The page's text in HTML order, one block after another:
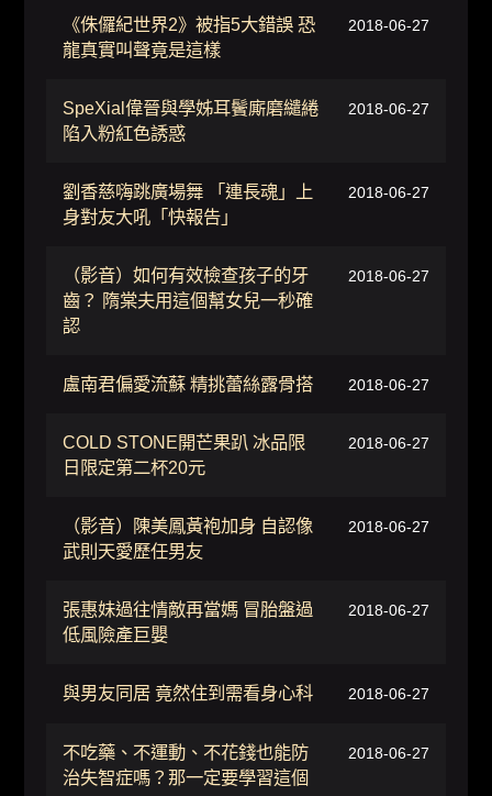
2018-06-27
《侏儸紀世界2》被指5大錯誤 恐
龍真實叫聲竟是這樣
2018-06-27
SpeXial偉晉與學姊耳鬢廝磨繾綣
陷入粉紅色誘惑
2018-06-27
劉香慈嗨跳廣場舞 「連長魂」上
身對友大吼「快報告」
2018-06-27
（影音）如何有效檢查孩子的牙
齒？ 隋棠夫用這個幫女兒一秒確
認
2018-06-27
盧南君偏愛流蘇 精挑蕾絲露骨搭
2018-06-27
COLD STONE開芒果趴 冰品限
日限定第二杯20元
2018-06-27
（影音）陳美鳳黃袍加身 自認像
武則天愛歷任男友
2018-06-27
張惠妹過往情敵再當媽 冒胎盤過
低風險產巨嬰
2018-06-27
與男友同居 竟然住到需看身心科
2018-06-27
不吃藥、不運動、不花錢也能防
治失智症嗎？那一定要學習這個